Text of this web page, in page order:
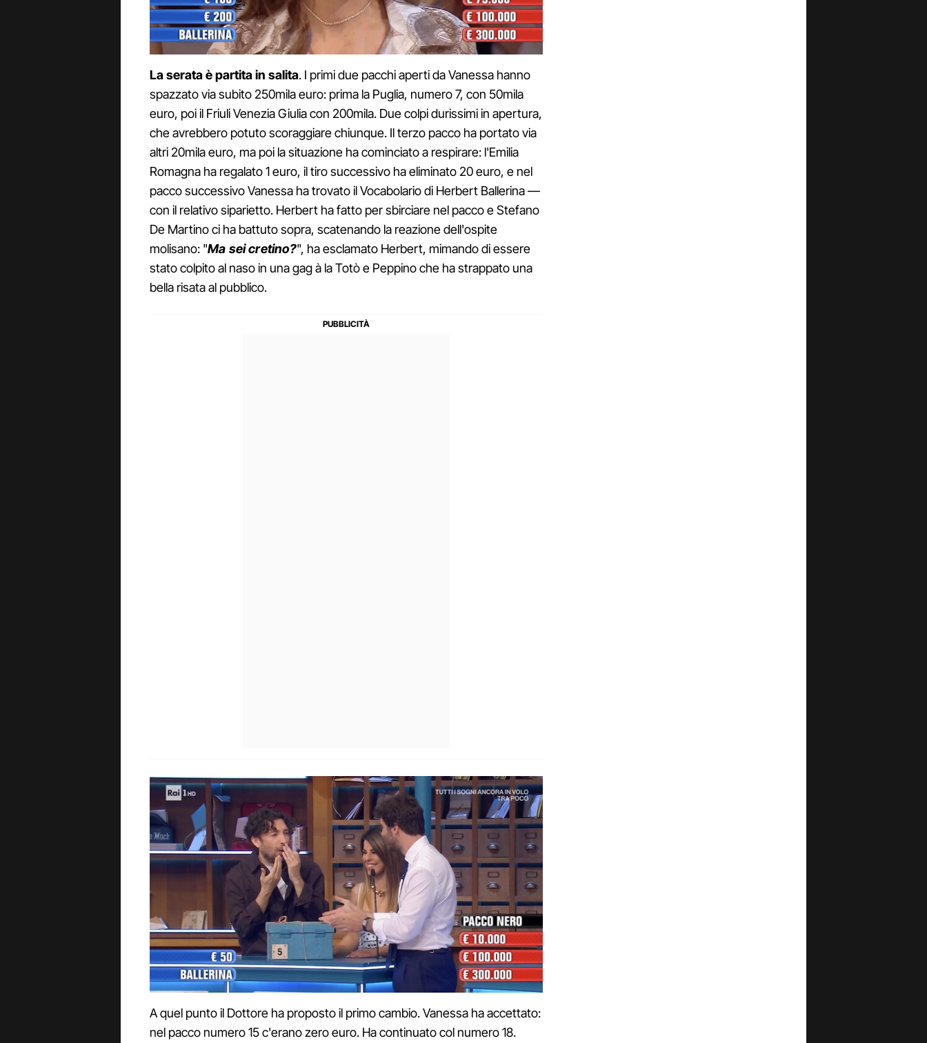
La serata è partita in salita. I primi due pacchi aperti da Vanessa hanno
spazzato via subito 250mila euro: prima la Puglia, numero 7, con 50mila
euro, poi il Friuli Venezia Giulia con 200mila. Due colpi durissimi in apertura,
che avrebbero potuto scoraggiare chiunque. Il terzo pacco ha portato via
altri 20mila euro, ma poi la situazione ha cominciato a respirare: l'Emilia
Romagna ha regalato 1 euro, il tiro successivo ha eliminato 20 euro, e nel
pacco successivo Vanessa ha trovato il Vocabolario di Herbert Ballerina —
con il relativo siparietto. Herbert ha fatto per sbirciare nel pacco e Stefano
De Martino ci ha battuto sopra, scatenando la reazione dell'ospite
molisano: "Ma sei cretino?", ha esclamato Herbert, mimando di essere
stato colpito al naso in una gag à la Totò e Peppino che ha strappato una
bella risata al pubblico.
A quel punto il Dottore ha proposto il primo cambio. Vanessa ha accettato:
nel pacco numero 15 c'erano zero euro. Ha continuato col numero 18.